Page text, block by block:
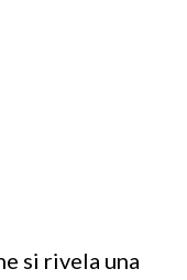
si rivela una